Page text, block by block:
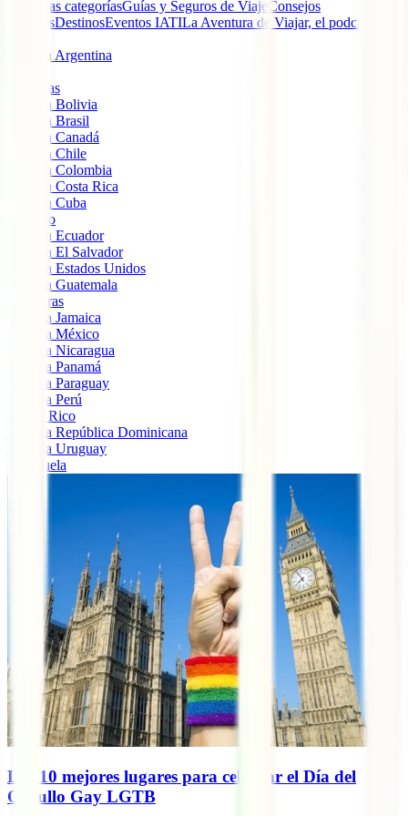
Todas las categoríasGuías y Seguros de Viaje Consejos
ViajerosDestinosEventos IATILa Aventura de Viajar, el podcast de
Viajar a Argentina
Bahamas
Viajar a Bolivia
Viajar a Brasil
Viajar a Canadá
Viajar a Chile
Viajar a Colombia
Viajar a Costa Rica
Viajar a Cuba
Curazao
Viajar a Ecuador
Viajar a El Salvador
Viajar a Estados Unidos
Viajar a Guatemala
Honduras
Viajar a Jamaica
Viajar a México
Viajar a Nicaragua
Viajar a Panamá
Viajar a Paraguay
Viajar a Perú
Puerto Rico
Viajar a República Dominicana
Viajar a Uruguay
Venezuela
Los 10 mejores lugares para celebrar el Día del
Orgullo Gay LGTB